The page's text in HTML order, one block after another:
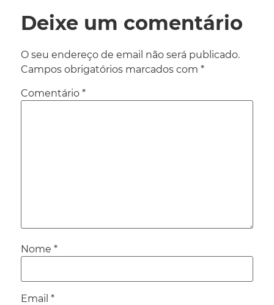
Deixe um comentário
O seu endereço de email não será publicado.
Campos obrigatórios marcados com *
Comentário *
Nome *
Email *